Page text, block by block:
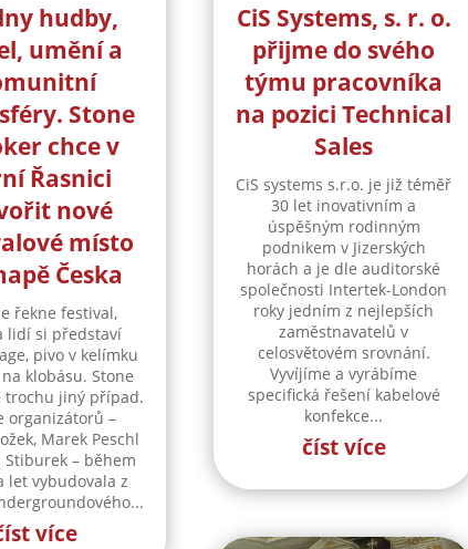
hudby,
umění a
Stone
chce v
Řasnici
nové
místo
Česka
řekne festival,
lidí si představí
pivo v kelímku
klobásu. Stone
trochu jiný případ.
organizátorů –
Marek Peschl
Stiburek – během
let vybudovala z
více
CiS Systems, s. r. o.
přijme do svého
týmu pracovníka
na pozici Technical
Sales
CiS systems s.r.o. je již téměř
30 let inovativním a
úspěšným rodinným
podnikem v Jizerských
horách a je dle auditorské
společnosti Intertek-London
roky jedním z nejlepších
zaměstnavatelů v
celosvětovém srovnání.
Vyvíjíme a vyrábíme
specifická řešení kabelové
konfekce...
číst více